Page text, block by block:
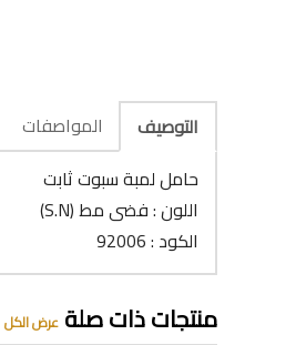
التوصيف
المواصفات
حامل لمبة سبوت ثابت
اللون : فضى مط (S.N)
الكود : 92006
منتجات ذات صلةعرض الكل